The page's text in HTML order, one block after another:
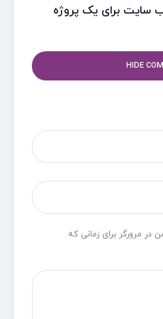
سایت برای یک پروژه
HIDE
در مرورگر برای زمانی که